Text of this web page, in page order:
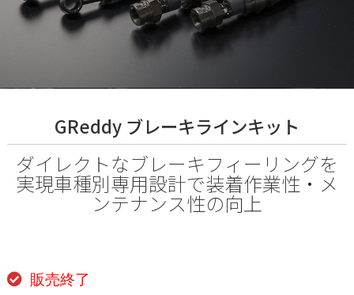
GReddy ブレーキラインキット
ダイレクトなブレーキフィーリングを
実現車種別専用設計で装着作業性・メ
ンテナンス性の向上
販売終了